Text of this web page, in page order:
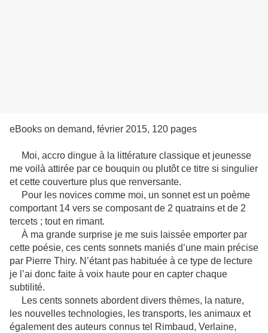
eBooks on demand, février 2015, 120 pages
Moi, accro dingue à la littérature classique et jeunesse
me voilà attirée par ce bouquin ou plutôt ce titre si singulier
et cette couverture plus que renversante.
Pour les novices comme moi, un sonnet est un poème
comportant 14 vers se composant de 2 quatrains et de 2
tercets ; tout en rimant.
À ma grande surprise je me suis laissée emporter par
cette poésie, ces cents sonnets maniés d’une main précise
par Pierre Thiry. N’étant pas habituée à ce type de lecture
je l’ai donc faite à voix haute pour en capter chaque
subtilité.
Les cents sonnets abordent divers thèmes, la nature,
les nouvelles technologies, les transports, les animaux et
également des auteurs connus tel Rimbaud, Verlaine,